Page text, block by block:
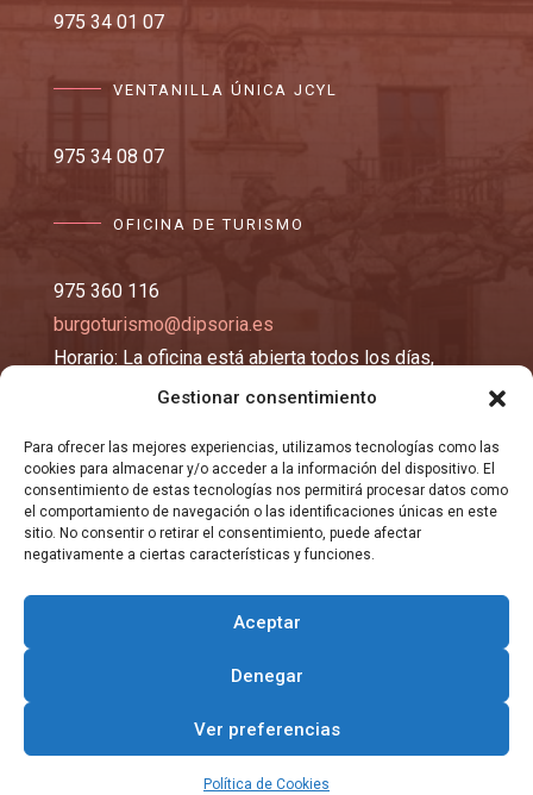
Gestionar consentimiento
Para ofrecer las mejores experiencias, utilizamos tecnologías como las
cookies para almacenar y/o acceder a la información del dispositivo. El
consentimiento de estas tecnologías nos permitirá procesar datos como
el comportamiento de navegación o las identificaciones únicas en este
sitio. No consentir o retirar el consentimiento, puede afectar
negativamente a ciertas características y funciones.
Aceptar
Denegar
Ver preferencias
Política de Cookies
975 34 01 07
VENTANILLA ÚNICA JCYL
975 34 08 07
OFICINA DE TURISMO
975 360 116
burgoturismo@dipsoria.es
Horario: La oficina está abierta todos los días,
excepto los lunes y martes, de 10:00 a 14:00 y de
EMAIL
registro@burgosma.es